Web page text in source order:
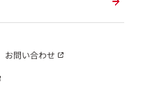
お問い合わせ